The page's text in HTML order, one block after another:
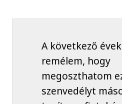
A következő
remélem, hogy
megoszthatom
szenvedélyt